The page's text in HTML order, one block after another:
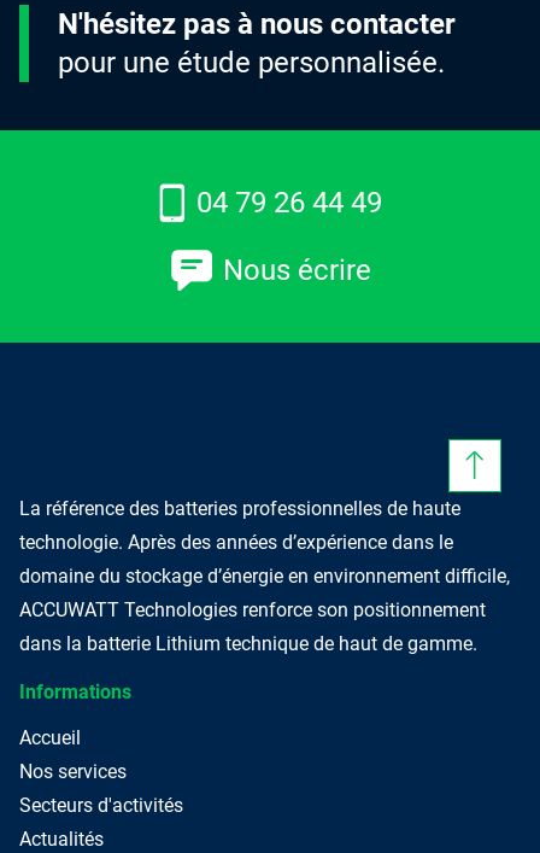
N'hésitez pas à nous contacter
pour une étude personnalisée.
04 79 26 44 49
Nous écrire
La référence des batteries professionnelles de haute
technologie. Après des années d’expérience dans le
domaine du stockage d’énergie en environnement difficile,
ACCUWATT Technologies renforce son positionnement
dans la batterie Lithium technique de haut de gamme.
Informations
Accueil
Nos services
Secteurs d'activités
Actualités